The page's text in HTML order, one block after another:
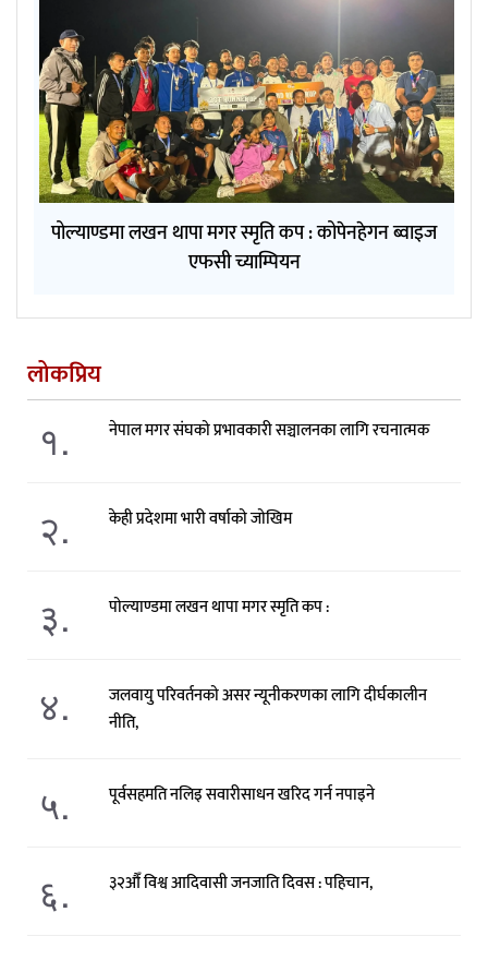
पोल्याण्डमा लखन थापा मगर स्मृति कप : कोपेनहेगन ब्वाइज
एफसी च्याम्पियन
लोकप्रिय
१. नेपाल मगर संघको प्रभावकारी सञ्चालनका लागि रचनात्मक
२. केही प्रदेशमा भारी वर्षाको जोखिम
३. पोल्याण्डमा लखन थापा मगर स्मृति कप :
४.
जलवायु परिवर्तनको असर न्यूनीकरणका लागि दीर्घकालीन
नीति,
५. पूर्वसहमति नलिइ सवारीसाधन खरिद गर्न नपाइने
६. ३२औँ विश्व आदिवासी जनजाति दिवस : पहिचान,